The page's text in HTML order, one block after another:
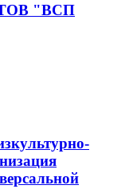
"ВСП